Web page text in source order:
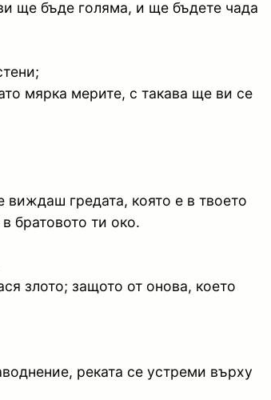
ще бъде голяма, и ще бъдете чада
мярка мерите, с такава ще ви се
гредата, която е в твоето
братовото ти око.
злото; защото от онова, което
реката се устреми върху